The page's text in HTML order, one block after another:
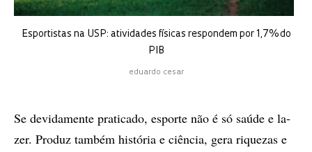
Es­por­tis­tas na USP: ati­vi­da­des fí­si­cas res­pon­dem por 1,7% do
PIB
eduardo cesar
Se de­vi­da­men­te pra­ti­ca­do, es­por­te não é só saú­de e la­
zer. Pro­duz tam­bém his­tó­ria e ci­ên­cia, gera ri­que­zas e